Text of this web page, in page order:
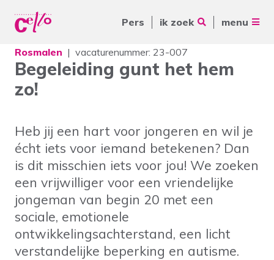
Pers ik zoek menu
Voor jou
Voor ouders & naasten
Voor verwijzers
Over Cello
werkenbijcello.nl
contact
Waar kunnen wij jou mee
Veelgebruikte zoektermen
Woonvormen Zorgaanbod
Rosmalen vacaturenummer: 23-007
Begeleiding gunt het hem
zo!
Heb jij een hart voor jongeren en wil je
écht iets voor iemand betekenen? Dan
is dit misschien iets voor jou! We zoeken
een vrijwilliger voor een vriendelijke
jongeman van begin 20 met een
sociale, emotionele
ontwikkelingsachterstand, een licht
verstandelijke beperking en autisme.